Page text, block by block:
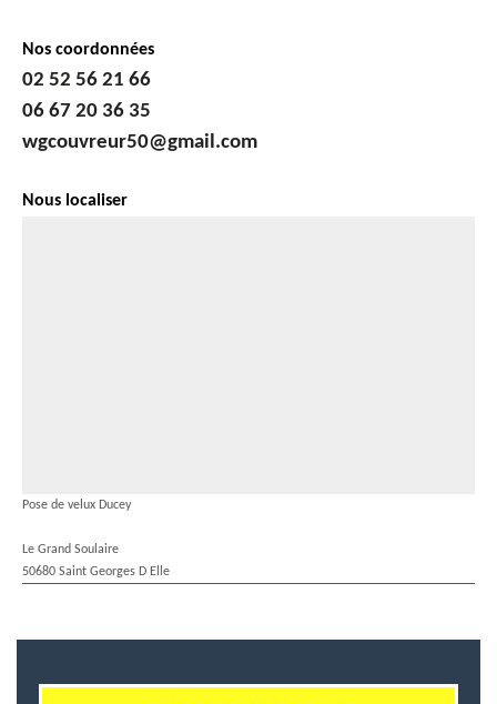
Nos coordonnées
02 52 56 21 66
06 67 20 36 35
wgcouvreur50@gmail.com
Nous localiser
Pose de velux Ducey
Le Grand Soulaire
50680 Saint Georges D Elle